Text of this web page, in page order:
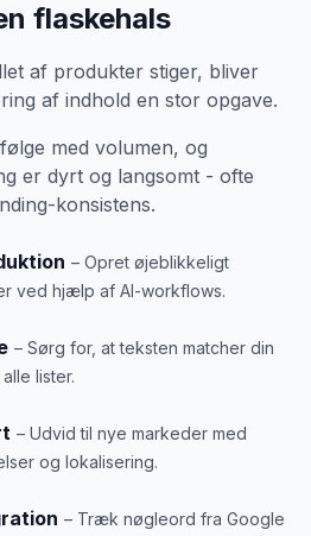
flaskehals
af produkter stiger, bliver
af indhold en stor opgave.
med volumen, og
er dyrt og langsomt - ofte
konsistens.
– Opret øjeblikkeligt
ved hjælp af AI-workflows.
– Sørg for, at teksten matcher din
lister.
– Udvid til nye markeder med
og lokalisering.
– Træk nøgleord fra Google